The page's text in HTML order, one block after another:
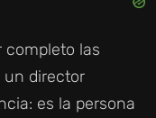
completo las
un director
es la persona